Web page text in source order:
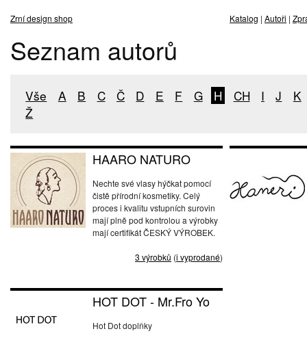
Zrní design shop Katalog | Autoři |
Seznam autorů
Vše A B C Č D E F G H CH I J
K
Ž
HAARO NATURO
Nechte své vlasy hýčkat pomocí
čistě přírodní kosmetiky. Celý
proces i kvalitu vstupních surovin
mají plně pod kontrolou a výrobky
mají certifikát ČESKÝ VÝROBEK.
3 výrobků (i vyprodané)
HOT DOT - Mr.Fro Yo
Hot Dot doplňky